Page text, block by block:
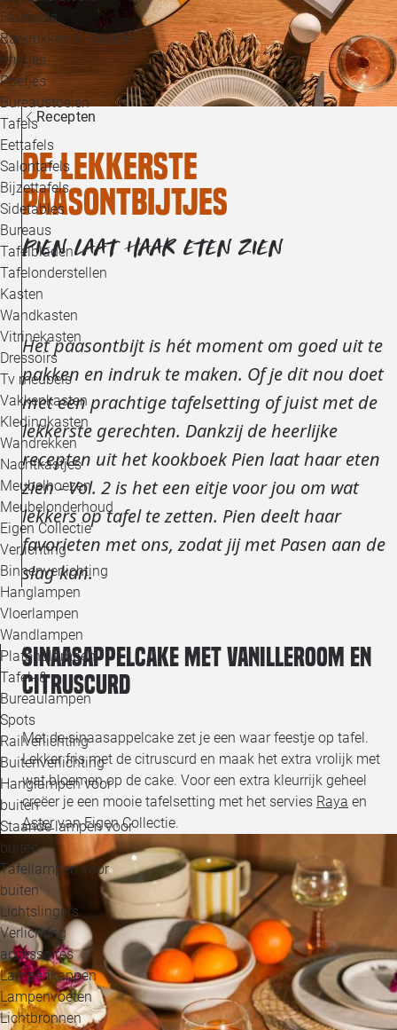
Fauteuils
Barkrukken & -stoelen
Krukjes
Poefjes
Bureaustoelen
Tafels
Eettafels
Salontafels
Bijzettafels
Sidetables
Bureaus
Tafelbladen
Tafelonderstellen
Kasten
Wandkasten
Vitrinekasten
Dressoirs
Tv meubels
Vakkenkasten
Kledingkasten
Wandrekken
Nachtkastjes
Meubelhoezen
Meubelonderhoud
Eigen Collectie
Verlichting
Binnenverlichting
Hanglampen
Vloerlampen
Wandlampen
Plafondlampen
Tafel- &
Bureaulampen
Spots
Railverlichting
Buitenverlichting
Hanglampen voor
buiten
Staande lampen voor
buiten
Tafellampen voor
buiten
Lichtslingers
Verlichting
accessoires
Lampenkappen
Lampenvoeten
Lichtbronnen
Recepten
De lekkerste
paasontbijtjes
PIEN LAAT HAAR ETEN ZIEN
Het paasontbijt is hét moment om goed uit te
pakken en indruk te maken. Of je dit nou doet
met een prachtige tafelsetting of juist met de
lekkerste gerechten. Dankzij de heerlijke
recepten uit het kookboek Pien laat haar eten
zien - Vol. 2 is het een eitje voor jou om wat
lekkers op tafel te zetten. Pien deelt haar
favorieten met ons, zodat jij met Pasen aan de
slag kan.
Sinaasappelcake met vanilleroom en
citruscurd
Met de sinaasappelcake zet je een waar feestje op tafel.
Lekker fris met de citruscurd en maak het extra vrolijk met
wat bloemen op de cake. Voor een extra kleurrijk geheel
creëer je een mooie tafelsetting met het servies Raya en
Astervan Eigen Collectie.